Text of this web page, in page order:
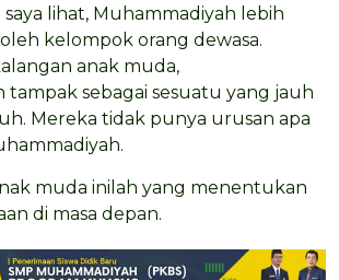
lihat, Muhammadiyah lebih
kelompok orang dewasa.
anak muda,
tampak sebagai sesuatu yang jauh
Mereka tidak punya urusan apa
muda inilah yang menentukan
di masa depan.